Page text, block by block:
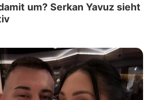
um? Serkan Yavuz sieht